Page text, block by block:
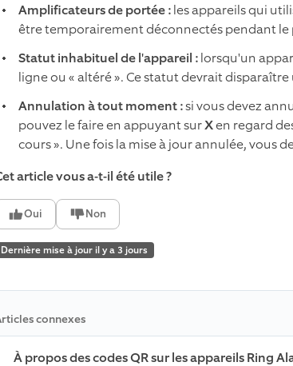
Amplificateurs de portée :les appareils qui
être temporairement déconnectés pendant le
Statut inhabituel de l'appareil :lorsqu'un
ligne ou « altéré ». Ce statut devrait
Annulation à tout moment :si vous devez
pouvez le faire en appuyant surXen regard
cours ». Une fois la mise à jour annulée, vous
article vous a-t-il été utile ?
Oui Non
Dernière mise à jour il y a 3 jours
connexes
À propos des codes QR sur les appareils Ring